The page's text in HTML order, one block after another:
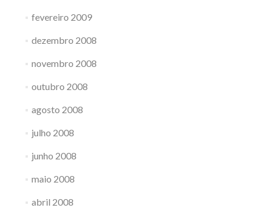
fevereiro 2009
dezembro 2008
novembro 2008
outubro 2008
agosto 2008
julho 2008
junho 2008
maio 2008
abril 2008